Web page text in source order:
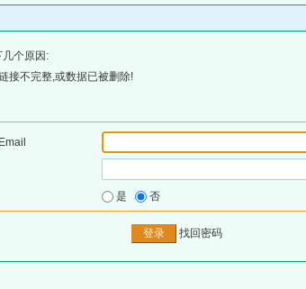
个原因:
接不完整,或数据已被删除!
Email
是 否
找回密码